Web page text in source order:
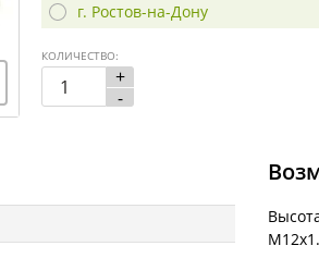
г. Ростов-на-Дону
+
-
КОЛИЧЕСТВО: